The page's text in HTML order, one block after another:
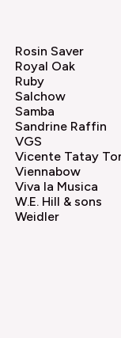
Rosin Saver
Royal Oak
Ruby
Salchow
Samba
Sandrine Raffin
VGS
Vicente Tatay
Viennabow
Viva la Musica
W.E. Hill & sons
Weidler